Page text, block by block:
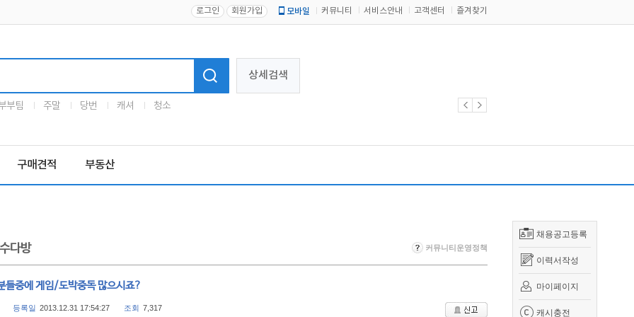
로그인 회원가입 모바일 커뮤니티 서비스안내 고객센터 즐겨찾기
상세검색
부팀 주말 당번 캐셔 청소
구매견적 부동산
채용공고등록
이력서작성
마이페이지
캐시충전
다방 커뮤니티운영정책
들중에 게임/도박중독 많으시죠?
등록일 2013.12.31 17:54:27 조회 7,317